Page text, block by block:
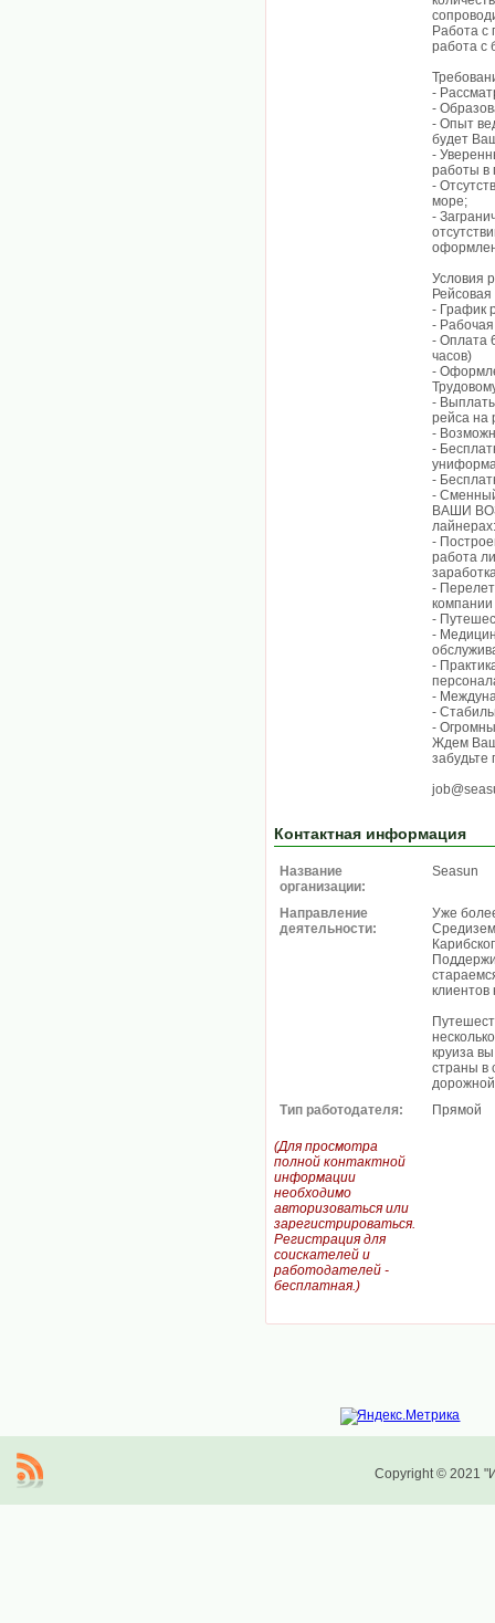
Работа с
работа с
-
-
- Опыт
будет
-
работы в
-
море;
-
Условия
- График
-
- Оплата
часов)
-
-
рейса на
-
-
-
-
ВАШИ
лайнерах:
-
работа
-
компании
-
-
-
-
-
-
Ждем
забудьте
Контактная информация
Название
организации:
Seasun
Направление
деятельности:
Уже
круиза
страны в
Тип работодателя:
Прямой
(Для просмотра
полной контактной
информации
необходимо
авторизоваться или
зарегистрироваться.
Регистрация для
соискателей и
работодателей -
бесплатная.)
Copyright © 2021